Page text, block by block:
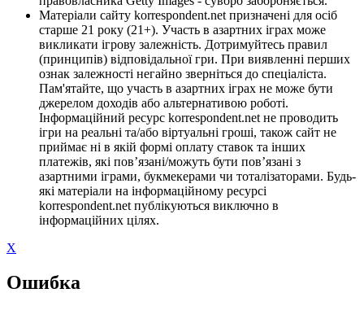
Матеріали сайту korrespondent.net призначені для осіб
старше 21 року (21+). Участь в азартних іграх може
викликати ігрову залежність. Дотримуйтесь правил
(принципів) відповідальної гри. При виявленні перших
ознак залежності негайно зверніться до спеціаліста.
Пам'ятайте, що участь в азартних іграх не може бути
джерелом доходів або альтернативою роботі.
Інформаційний ресурс korrespondent.net не проводить
ігри на реальні та/або віртуальні гроші, також сайт не
приймає ні в якій формі оплату ставок та інших
платежів, які пов’язані/можуть бути пов’язані з
азартними іграми, букмекерами чи тоталізаторами. Будь-
які матеріали на інформаційному ресурсі
korrespondent.net публікуються виключно в
інформаційних цілях.
X
Ошибка